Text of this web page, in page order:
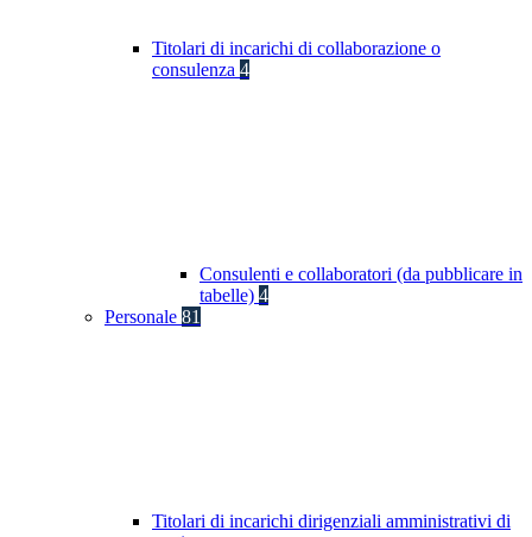
Titolari di incarichi di collaborazione o
consulenza 4
Consulenti e collaboratori (da pubblicare in
tabelle) 4
Personale 81
Titolari di incarichi dirigenziali amministrativi di